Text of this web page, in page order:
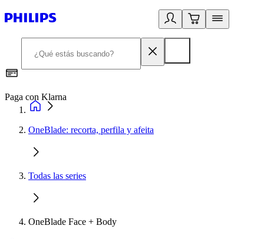
Paga con Klarna
OneBlade: recorta, perfila y afeita
Todas las series
OneBlade Face + Body